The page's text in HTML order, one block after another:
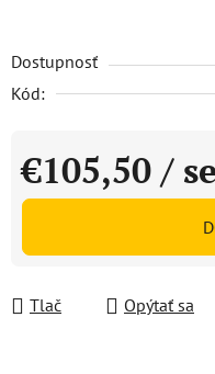
Dostupnosť
Kód:
€105,50 /
Jednotková cena:
Tlač Opýtať sa